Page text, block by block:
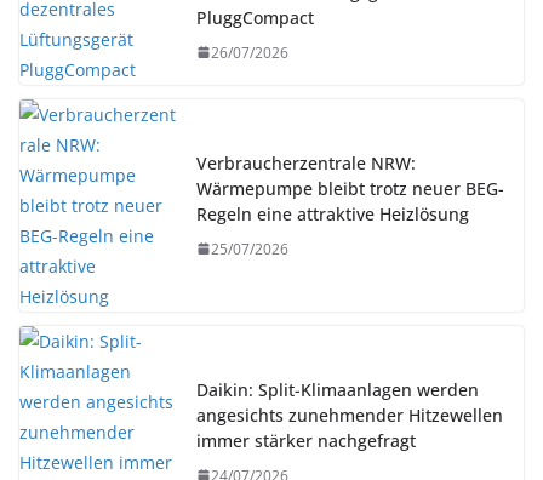
PluggCompact
26/07/2026
Verbraucherzentrale NRW:
Wärmepumpe bleibt trotz neuer BEG-
Regeln eine attraktive Heizlösung
25/07/2026
Daikin: Split-Klimaanlagen werden
angesichts zunehmender Hitzewellen
immer stärker nachgefragt
24/07/2026